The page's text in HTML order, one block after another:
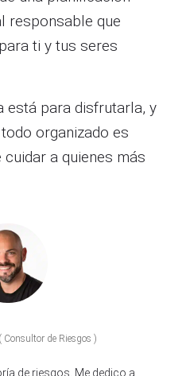
responsable que
ti y tus seres
está para disfrutarla, y
organizado es
a quienes más
( Consultor de Riesgos )
de riesgos. Me dedico a